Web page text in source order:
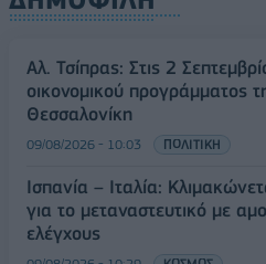
Αλ. Τσίπρας: Στις 2
οικονομικού προγράμματος
Θεσσαλονίκη
09/08/2026 - 10:03 ΠΟΛΙΤΙΚΗ
Ισπανία – Ιταλία:
για το μεταναστευτικό με
ελέγχους